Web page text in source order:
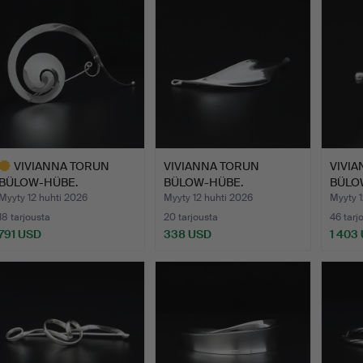
VIVIANNA TORUN
HÜBE.
no …
12 huhti 2026
tarjousta
USD
VIVIANNA TORUN
BÜLOW-HÜBE.
RINTANEULA, nr …
Myyty 12 huhti 2026
20 tarjousta
338 USD
Myyty
46
1 403